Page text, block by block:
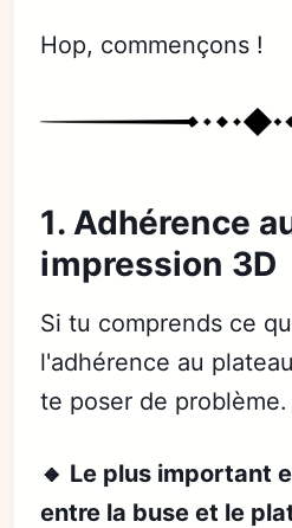
Hop, commençons !
1. Adhérence
impression 3D
Si tu comprends ce
l'adhérence au
te poser de
🔸 Le plus important
entre la buse et le